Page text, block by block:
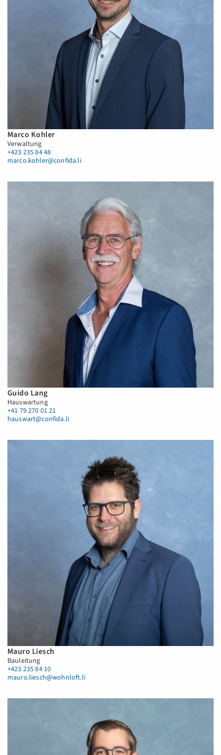
Marco Kohler
Verwaltung
+423 235 84 48
marco.kohler@confida.li
Guido Lang
Hauswartung
+41 79 270 01 21
hauswart@confida.li
Mauro Liesch
Bauleitung
+423 235 84 10
mauro.liesch@wohnloft.li